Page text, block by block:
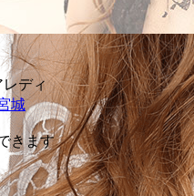
レディ
城
きます